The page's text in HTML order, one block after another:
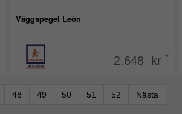
Väggspegel León
2.648 kr *
48 49 50 51 52 Nästa